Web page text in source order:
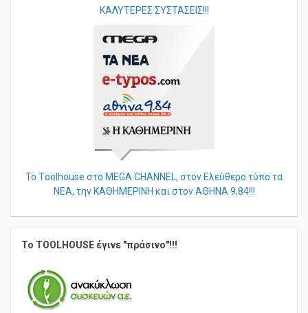
ΚΑΛΥΤΕΡΕΣ ΣΥΣΤΑΣΕΙΣ!!!
Το Τoolhouse στο MEGA CHANNEL, στον Ελεύθερο τύπο τα
ΝΕΑ, την ΚΑΘΗΜΕΡΙΝΗ και στον ΑΘΗΝΑ 9,84!!!
Το TOOLHOUSE έγινε "πράσινο"!!!